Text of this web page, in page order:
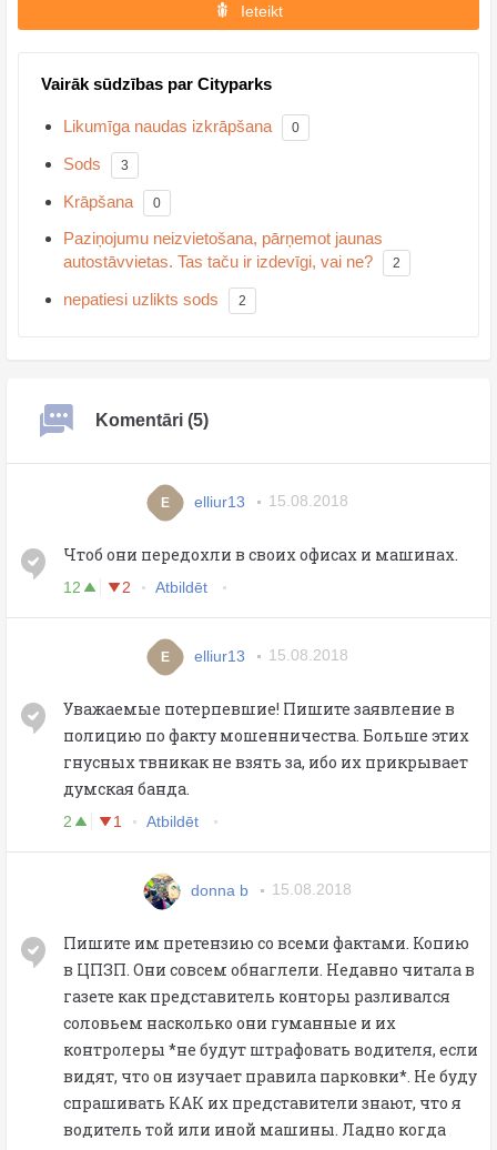
Ieteikt
Vairāk sūdzības par Cityparks
Likumīga naudas izkrāpšana 0
Sods 3
Krāpšana 0
Paziņojumu neizvietošana, pārņemot jaunas
autostāvvietas. Tas taču ir izdevīgi, vai ne?
2
nepatiesi uzlikts sods 2
Komentāri (5)
E elliur13 15.08.2018
Чтоб они передохли в своих офисах и машинах.
12 2 Atbildēt
E elliur13 15.08.2018
Уважаемые потерпевшие! Пишите заявление в
полицию по факту мошенничества. Больше этих
гнусных твникак не взять за, ибо их прикрывает
думская банда.
2 1 Atbildēt
donna b 15.08.2018
Пишите им претензию со всеми фактами. Копию
в ЦПЗП. Они совсем обнаглели. Недавно читала в
газете как представитель конторы разливался
соловьем насколько они гуманные и их
контролеры *не будут штрафовать водителя, если
видят, что он изучает правила парковки*. Не буду
спрашивать КАК их представители знают, что я
водитель той или иной машины. Ладно когда